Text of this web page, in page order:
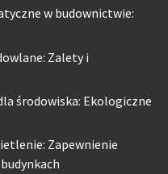
w budownictwie:
Zalety i
środowiska: Ekologiczne
Zapewnienie